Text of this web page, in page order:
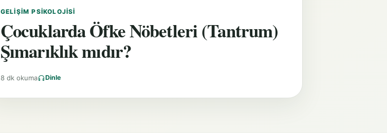
GELIŞIM PSIKOLOJISI
Çocuklarda Öfke Nöbetleri (Tantrum)
Şımarıklık mıdır?
8 dk okuma Dinle